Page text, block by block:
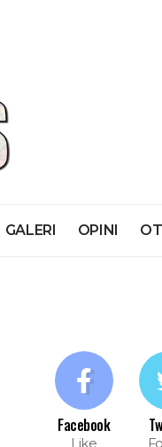
GALERI OPINI
Facebook
Like